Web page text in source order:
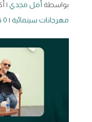
بواسطة أمل مجدي|
مهرجانات سينمائية| 0 تعليقات